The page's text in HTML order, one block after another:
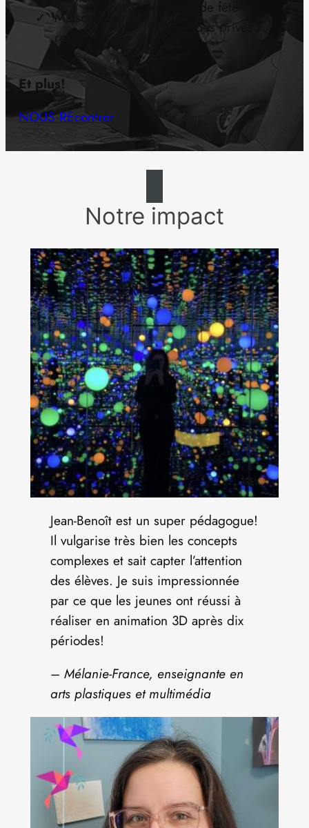
Maisons de
retraites
Lieux de fête
Groupes privés
Et plus!
NOUS REcontrer
Notre impact
Jean-Benoît est un super pédagogue!
Il vulgarise très bien les concepts
complexes et sait capter l’attention
des élèves. Je suis impressionnée
par ce que les jeunes ont réussi à
réaliser en animation 3D après dix
périodes!
– Mélanie-France, enseignante en
arts plastiques et multimédia